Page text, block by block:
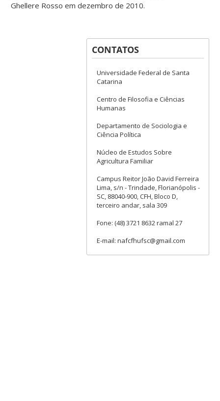
Ghellere Rosso em dezembro de 2010.
CONTATOS
Universidade Federal de Santa
Catarina
Centro de Filosofia e Ciências
Humanas
Departamento de Sociologia e
Ciência Política
Núcleo de Estudos Sobre
Agricultura Familiar
Campus Reitor João David Ferreira
Lima, s/n - Trindade, Florianópolis -
SC, 88040-900, CFH, Bloco D,
terceiro andar, sala 309
Fone: (48) 3721 8632 ramal 27
E-mail: nafcfhufsc@gmail.com